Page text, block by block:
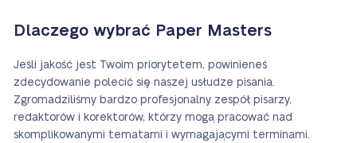
Dlaczego wybrać Paper Masters
Jeśli jakość jest Twoim priorytetem, powinieneś
zdecydowanie polecić się naszej usłudze pisania.
Zgromadziliśmy bardzo profesjonalny zespół pisarzy,
redaktorów i korektorów, którzy mogą pracować nad
skomplikowanymi tematami i wymagającymi terminami.